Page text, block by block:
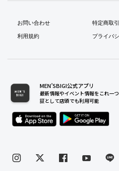
お問い合わせ
利用規約
特定商取
プライバ
MEN’SBIGI公式アプリ
最新情報やイベント情報をこれ一
証として店頭でも利用可能